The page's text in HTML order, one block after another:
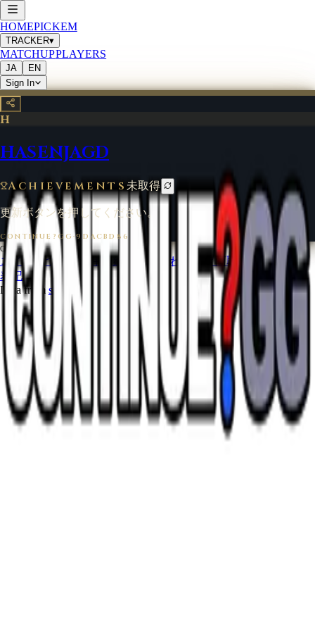
HOMEPICKEM
TRACKER▾
MATCHUPPLAYERS
JA
EN
Sign In
H
HASENJAGD
Achievements未取得
更新ボタンを押してください。
CONTINUE?GG·9DACBD86
CONTINUE?GG ©
2026
コインについて
お問い合わせ
特定商取引法に基づく
表記
Data from start.gg